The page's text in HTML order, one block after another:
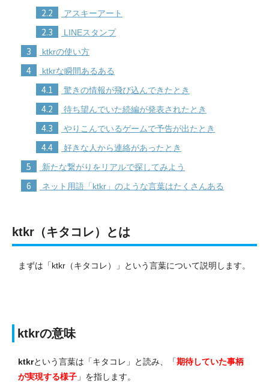
2.2 アスキーアート
2.3 LINEスタンプ
3 ktkrの使い方
4 ktkrな瞬間あるある
4.1 驚きの情報が飛び込んできたとき
4.2 待ち望んでいた続編が発表されたとき
4.3 やりこんでいるゲームで予告が出たとき
4.4 好きな人から連絡があったとき
5 新たな繋がりをリアルで探してみよう
6 ネット用語「ktkr」のような言葉はたくさんある
ktkr（キタコレ）とは
まずは「ktkr（キタコレ）」という言葉について説明します。
ktkrの意味
ktkrという言葉は「キタコレ」と読み、「期待していた事柄
が実現する様子 」を指します。